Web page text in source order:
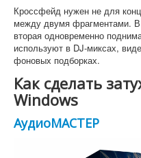
Кроссфейд нужен не для
между двумя фрагментами.
вторая одновременно
используют в DJ-миксах,
фоновых подборках.
Как сделать
Windows
АудиоМАСТЕР